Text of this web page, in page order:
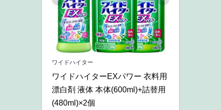
ワイドハイター
ワイドハイターEXパワー 衣料用
漂白剤 液体 本体(600ml)+詰替用
(480ml)×2個